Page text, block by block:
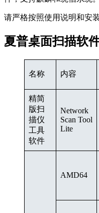
请严格按照使用说明和安
夏普桌面扫描软
名称 内容
精简
版扫
描仪
工具
软件
Network
Scan Tool
Lite
AMD64